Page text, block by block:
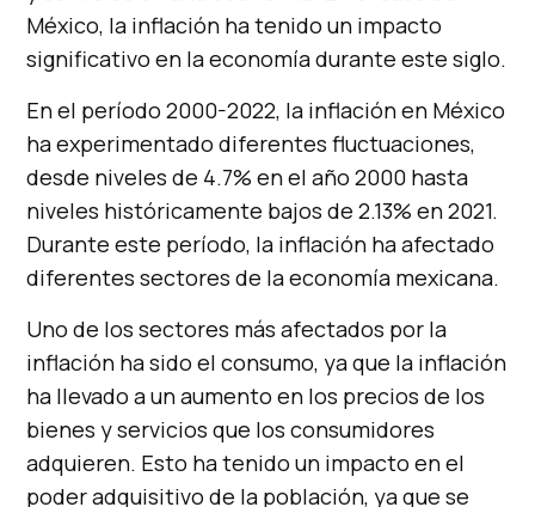
México, la inflación ha tenido un impacto
significativo en la economía durante este siglo.
En el período 2000-2022, la inflación en México
ha experimentado diferentes fluctuaciones,
desde niveles de 4.7% en el año 2000 hasta
niveles históricamente bajos de 2.13% en 2021.
Durante este período, la inflación ha afectado
diferentes sectores de la economía mexicana.
Uno de los sectores más afectados por la
inflación ha sido el consumo, ya que la inflación
ha llevado a un aumento en los precios de los
bienes y servicios que los consumidores
adquieren. Esto ha tenido un impacto en el
poder adquisitivo de la población, ya que se